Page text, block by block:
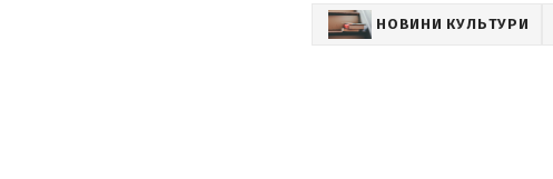
НОВИНИ КУЛЬТУРИ